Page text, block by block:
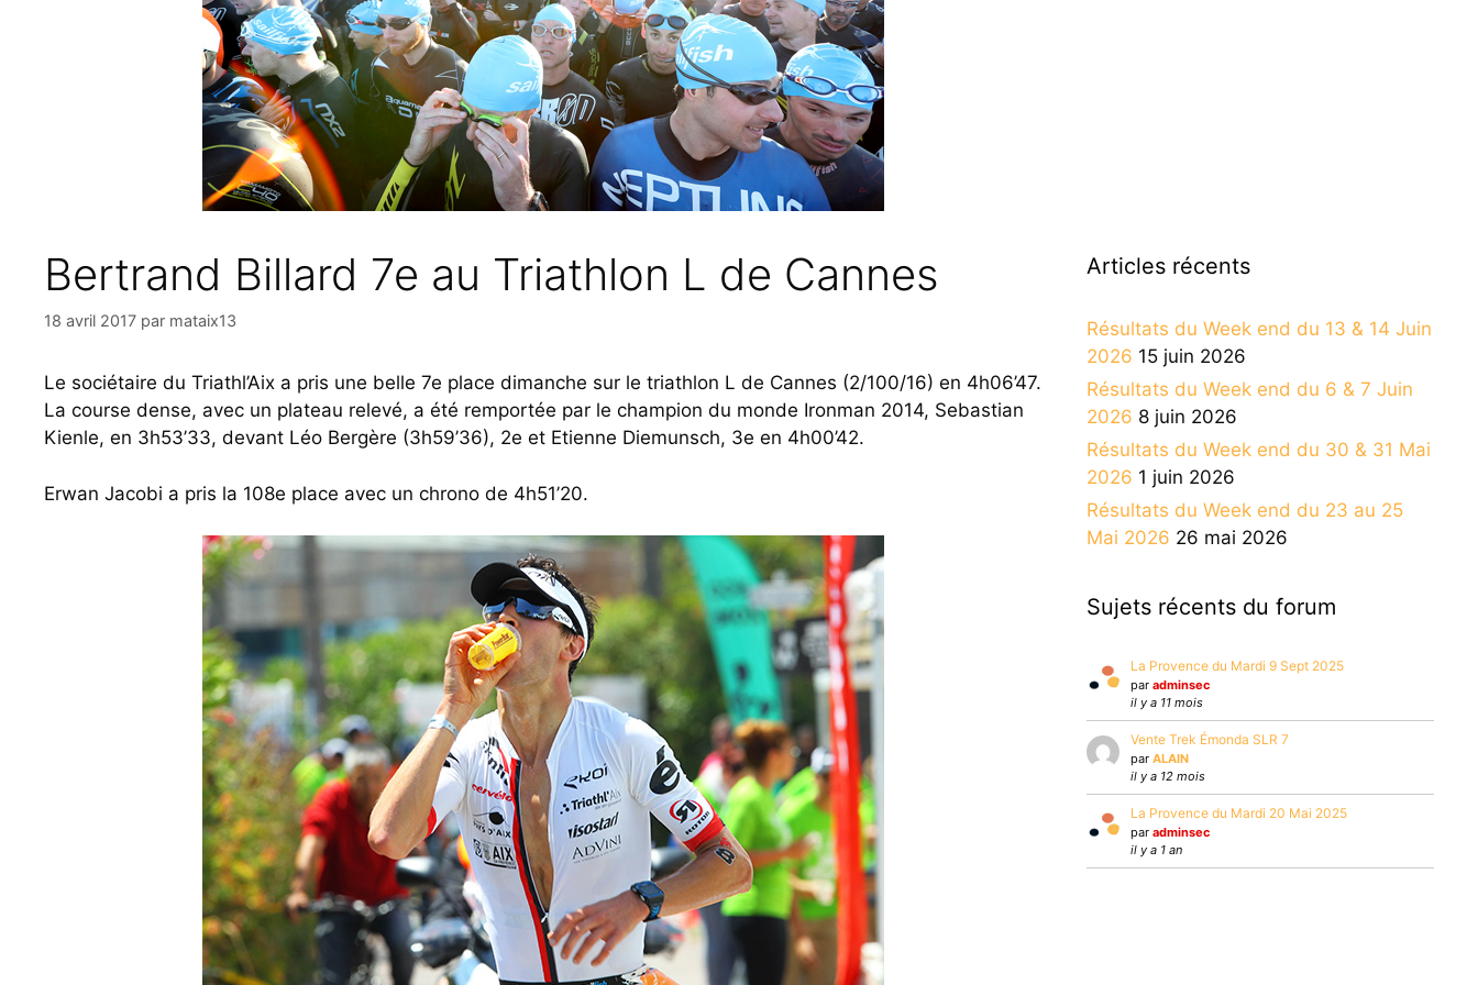
Bertrand Billard 7e au Triathlon L de Cannes
18 avril 2017 par mataix13
Le sociétaire du Triathl’Aix a pris une belle 7e place dimanche sur le triathlon L de Cannes (2/100/16) en 4h06’47.
La course dense, avec un plateau relevé, a été remportée par le champion du monde Ironman 2014, Sebastian
Kienle, en 3h53’33, devant Léo Bergère (3h59’36), 2e et Etienne Diemunsch, 3e en 4h00’42.
Erwan Jacobi a pris la 108e place avec un chrono de 4h51’20.
Articles récents
Résultats du Week end du 13 & 14 Juin
2026 15 juin 2026
Résultats du Week end du 6 & 7 Juin
2026 8 juin 2026
Résultats du Week end du 30 & 31 Mai
2026 1 juin 2026
Résultats du Week end du 23 au 25
Mai 2026 26 mai 2026
Sujets récents du forum
La Provence du Mardi 9 Sept 2025
par adminsec
il y a 11 mois
Vente Trek Émonda SLR 7
par ALAIN
il y a 12 mois
La Provence du Mardi 20 Mai 2025
par adminsec
il y a 1 an